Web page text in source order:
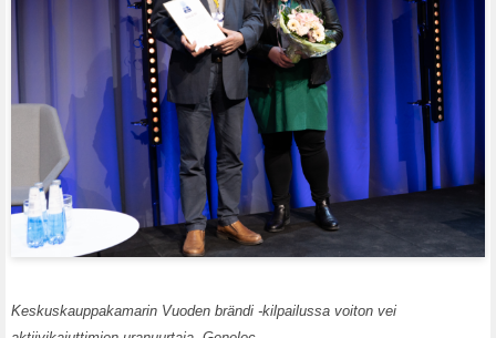
Keskuskauppakamarin Vuoden brändi -kilpailussa voiton vei